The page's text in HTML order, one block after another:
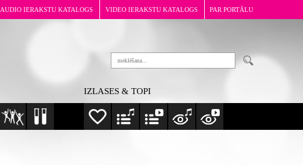
AUDIO IERAKSTU KATALOGS VIDEO IERAKSTU KATALOGS PAR PORTĀLU
IZLASES & TOPI